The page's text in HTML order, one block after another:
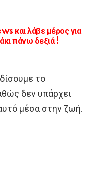
και λάβε μέρος για
πάνω δεξιά !
το
δεν υπάρχει
μέσα στην ζωή.